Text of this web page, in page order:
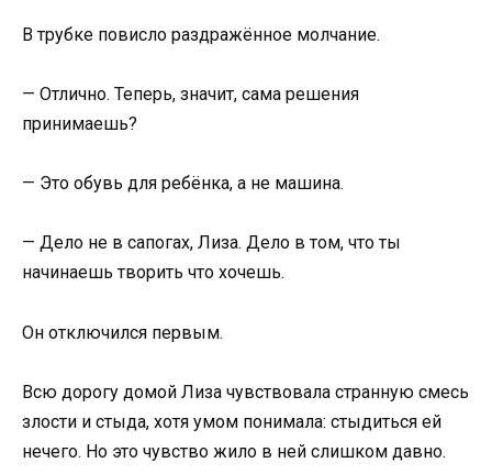
В трубке повисло раздражённое молчание.
— Отлично. Теперь, значит, сама решения
принимаешь?
— Это обувь для ребёнка, а не машина.
— Дело не в сапогах, Лиза. Дело в том, что ты
начинаешь творить что хочешь.
Он отключился первым.
Всю дорогу домой Лиза чувствовала странную смесь
злости и стыда, хотя умом понимала: стыдиться ей
нечего. Но это чувство жило в ней слишком давно.